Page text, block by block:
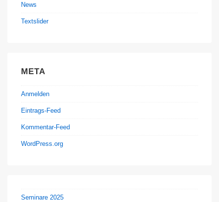
News
Textslider
META
Anmelden
Eintrags-Feed
Kommentar-Feed
WordPress.org
Seminare 2025